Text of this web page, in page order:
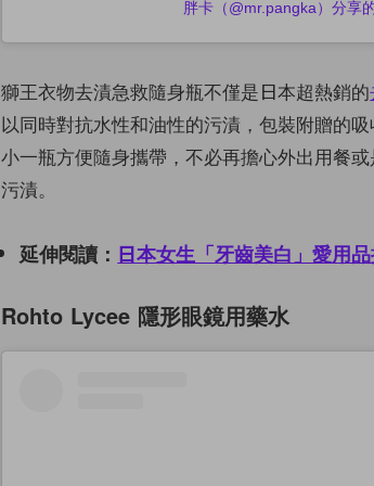
胖卡（@mr.pangka）分享
獅王衣物去漬急救隨身瓶不僅是日本超熱銷的
以同時對抗水性和油性的污漬，包裝附贈的
小一瓶方便隨身攜帶，不必再擔心外出用餐
污漬。
延伸閱讀： 日本女生「牙齒美白」愛用
Rohto Lycee 隱形眼鏡用藥水